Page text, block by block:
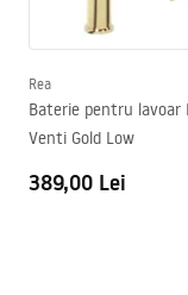
Tehnologia de
Diametru pentru
Garantie
faucet.pdf
Informații
Rea
Baterie pentru lavoar
Venti Gold Low
389,00 Lei